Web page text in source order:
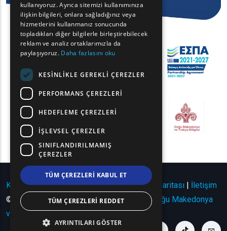
Kullanım Koşulları | Gizlilik Politikası|Site Haritası | İletişim
© Telif Hakkı 2024 - Tüm Hakları SaklıdırDoğu Makedonya
ve Trakya Bölgesi.
BULGARIAN
GERMAN
kullanıyoruz. Ayrıca sitemizi kullanımınıza
ilişkin bilgileri, onlara sağladığınız veya
hizmetlerini kullanmanız sonucunda
topladıkları diğer bilgilerle birleştirebilecek
reklam ve analiz ortaklarımızla da
paylaşıyoruz. Daha fazlasını oku
KESINLIKLE GEREKLI ÇEREZLER
PERFORMANS ÇEREZLERI
HEDEFLEME ÇEREZLERI
İŞLEVSEL ÇEREZLER
SINIFLANDIRILMAMIŞ
ÇEREZLER
TÜM ÇEREZLERI KABUL ET
TÜM ÇEREZLERI REDDET
AYRINTILARI GÖSTER